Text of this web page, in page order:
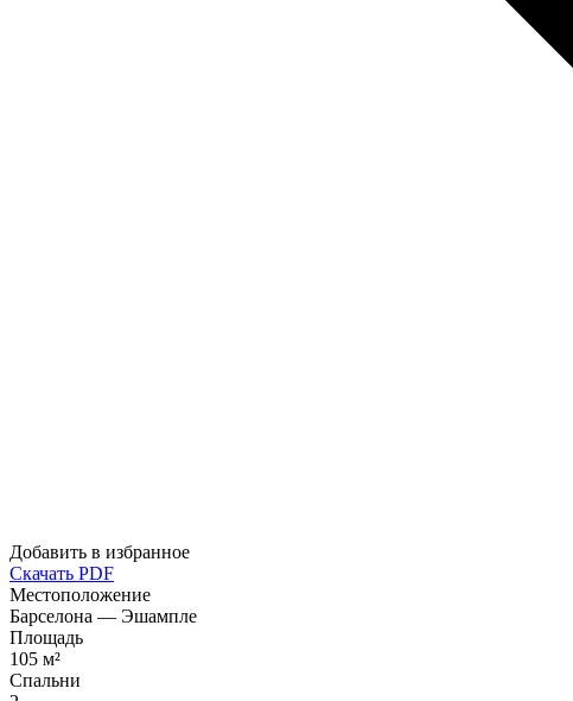
Добавить в избранное
Скачать PDF
Местоположение
Барселона — Эшампле
Площадь
105 м²
Спальни